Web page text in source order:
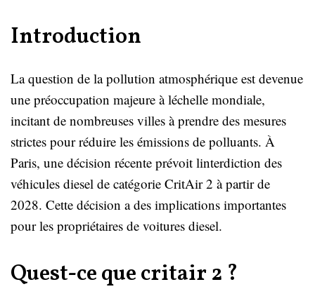
Introduction
La question de la pollution atmosphérique est devenue
une préoccupation majeure à léchelle mondiale,
incitant de nombreuses villes à prendre des mesures
strictes pour réduire les émissions de polluants. À
Paris, une décision récente prévoit linterdiction des
véhicules diesel de catégorie CritAir 2 à partir de
2028. Cette décision a des implications importantes
pour les propriétaires de voitures diesel.
Quest-ce que critair 2 ?